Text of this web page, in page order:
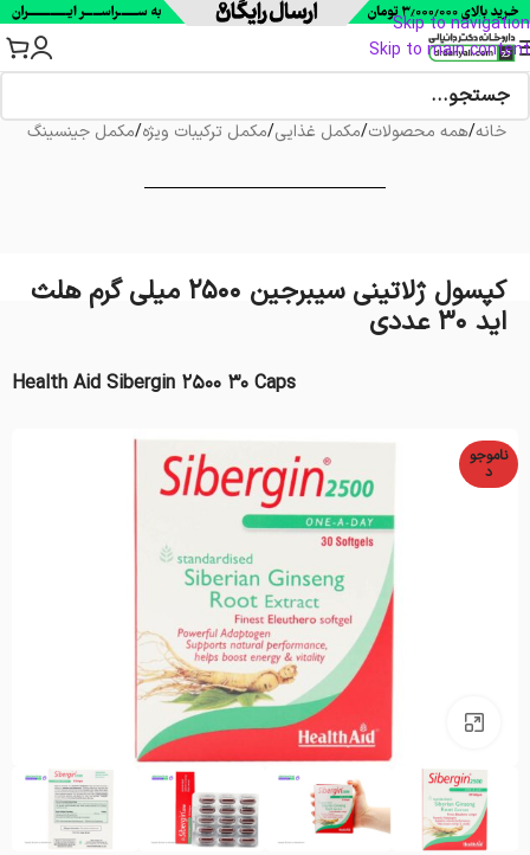
Skip to navigation
Skip to main content
خانه/همه محصولات/مکمل غذایی/مکمل ترکیبات ویژه/مکمل جینسینگ
کپسول ژلاتینی سیبرجین 2500 میلی گرم هلث
اید 30 عددی
Health Aid Sibergin 2500 30 Caps
ناموجو
د
بزرگنمایی تصویر